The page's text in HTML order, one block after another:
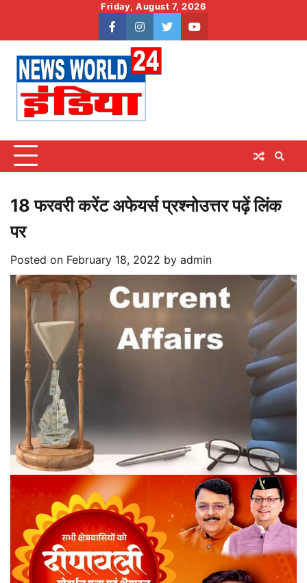
content
Friday, August 7, 2026
facebookinstagram
twitteryoutube
18 फरवरी करेंट अफेयर्स प्रश्नोउत्तर पढ़ें लिंक
पर
Posted on February 18, 2022 by admin